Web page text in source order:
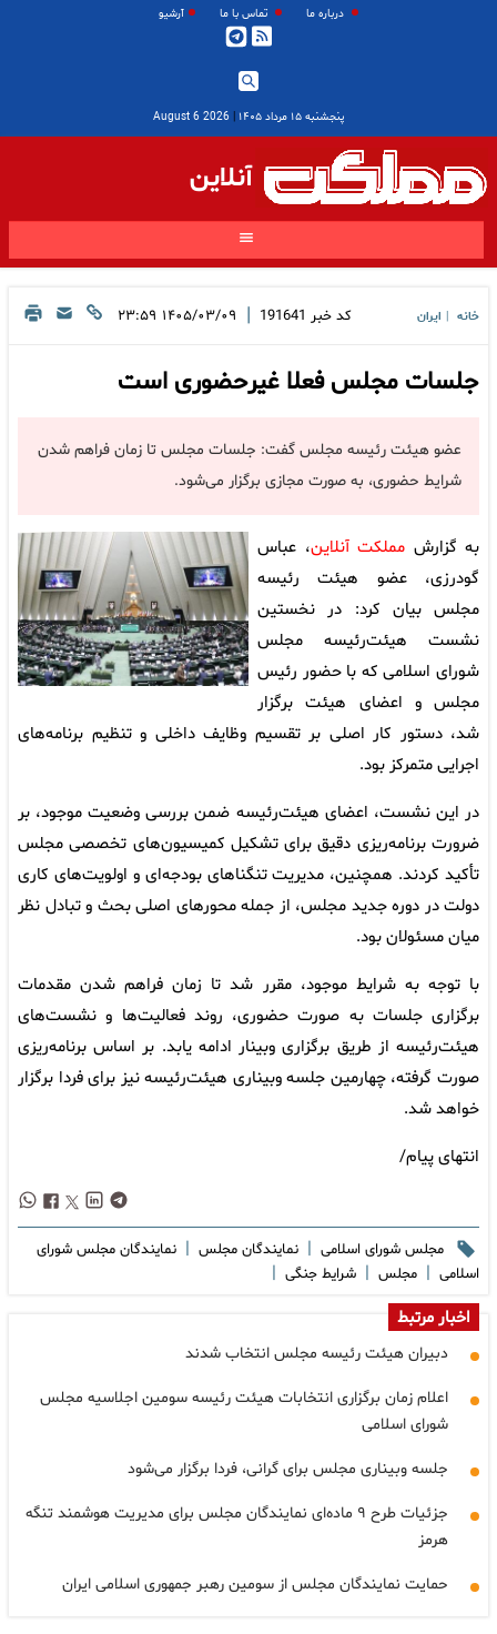
درباره ما تماس با ما آرشیو
پنجشنبه ۱۵ مرداد ۱۴۰۵ |
2026 August 6
آنلاین
خانه ایران کد خبر 191641
| ۱۴۰۵/۰۳/۰۹ ۲۳:۵۹
جلسات مجلس فعلا غیرحضوری است
عضو هیئت رئیسه مجلس گفت: جلسات مجلس تا زمان فراهم شدن
شرایط حضوری، به صورت مجازی برگزار می‌شود.
به گزارش مملکت آنلاین، عباس
گودرزی، عضو هیئت رئیسه
مجلس بیان کرد: در نخستین
نشست هیئت‌رئیسه مجلس
شورای اسلامی که با حضور رئیس
مجلس و اعضای هیئت برگزار
شد، دستور کار اصلی بر تقسیم وظایف داخلی و تنظیم برنامه‌های
اجرایی متمرکز بود.
در این نشست، اعضای هیئت‌رئیسه ضمن بررسی وضعیت موجود، بر
ضرورت برنامه‌ریزی دقیق برای تشکیل کمیسیون‌های تخصصی مجلس
تأکید کردند. همچنین، مدیریت تنگناهای بودجه‌ای و اولویت‌های کاری
دولت در دوره جدید مجلس، از جمله محورهای اصلی بحث و تبادل نظر
میان مسئولان بود.
با توجه به شرایط موجود، مقرر شد تا زمان فراهم شدن مقدمات
برگزاری جلسات به صورت حضوری، روند فعالیت‌ها و نشست‌های
هیئت‌رئیسه از طریق برگزاری وبینار ادامه یابد. بر اساس برنامه‌ریزی
صورت گرفته، چهارمین جلسه وبیناری هیئت‌رئیسه نیز برای فردا برگزار
خواهد شد.
انتهای پیام/
مجلس شورای اسلامی | نمایندگان مجلس | نمایندگان مجلس شورای
اسلامی | مجلس | شرایط جنگی |
اخبار مرتبط
دبیران هیئت رئیسه مجلس انتخاب شدند
اعلام زمان برگزاری انتخابات هیئت رئیسه سومین اجلاسیه مجلس
شورای اسلامی
جلسه وبیناری مجلس برای گرانی، فردا برگزار می‌شود
جزئیات طرح ۹ ماده‌ای نمایندگان مجلس برای مدیریت هوشمند تنگه
هرمز
حمایت نمایندگان مجلس از سومین رهبر جمهوری اسلامی ایران